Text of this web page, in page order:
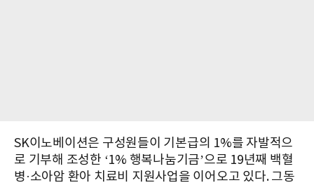
SK이노베이션은 구성원들이 기본급의 1%를 자발적으
로 기부해 조성한 ‘1% 행복나눔기금’으로 19년째 백혈
병·소아암 환아 치료비 지원사업을 이어오고 있다. 그동